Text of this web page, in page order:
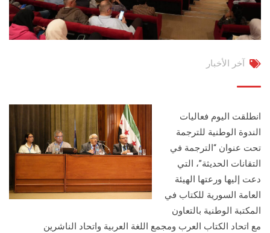
آخر الأخبار
انطلقت اليوم فعاليات
الندوة الوطنية للترجمة
تحت عنوان “الترجمة في
التقانات الحديثة”، التي
دعت إليها ورعتها الهيئة
العامة السورية للكتاب في
المكتبة الوطنية بالتعاون
مع اتحاد الكتاب العرب ومجمع اللغة العربية واتحاد الناشرين